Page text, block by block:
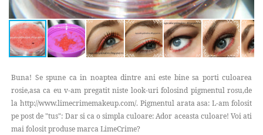
Buna! Se spune ca in noaptea dintre ani este bine sa porti culoarea
rosie,asa ca eu v-am pregatit niste look-uri folosind pigmentul rosu,de
la http://www.limecrimemakeup.com/. Pigmentul arata asa: L-am folosit
pe post de "tus": Dar si ca o simpla culoare: Ador aceasta culoare! Voi ati
mai folosit produse marca LimeCrime?